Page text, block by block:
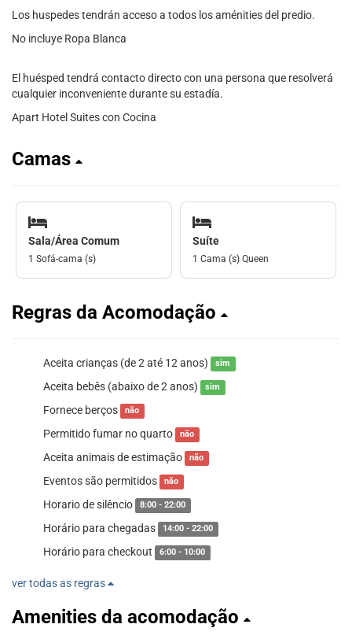
Los huspedes tendrán acceso a todos los aménities del predio.
No incluye Ropa Blanca
El huésped tendrá contacto directo con una persona que resolverá
cualquier inconveniente durante su estadía.
Apart Hotel Suites con Cocina
Camas
Sala/Área Comum
1 Sofá-cama (s)
Suíte
1 Cama (s) Queen
Regras da Acomodação
Aceita crianças (de 2 até 12 anos) sim
Aceita bebês (abaixo de 2 anos) sim
Fornece berços não
Permitido fumar no quarto não
Aceita animais de estimação não
Eventos são permitidos não
Horario de silêncio 8:00 - 22:00
Horário para chegadas 14:00 - 22:00
Horário para checkout 6:00 - 10:00
ver todas as regras
Amenities da acomodação